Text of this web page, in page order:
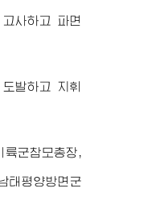
사하고 파면
발하고 지휘
군참모총장,
평양방면군